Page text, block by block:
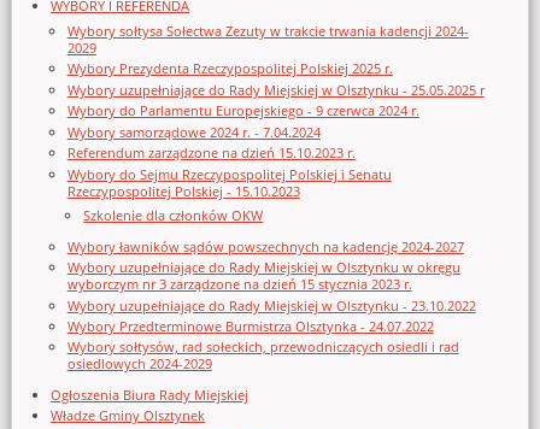
WYBORY I REFERENDA
Wybory sołtysa Sołectwa Zezuty w trakcie trwania kadencji 2024-
2029
Wybory Prezydenta Rzeczypospolitej Polskiej 2025 r.
Wybory uzupełniające do Rady Miejskiej w Olsztynku - 25.05.2025 r
Wybory do Parlamentu Europejskiego - 9 czerwca 2024 r.
Wybory samorządowe 2024 r. - 7.04.2024
Referendum zarządzone na dzień 15.10.2023 r.
Wybory do Sejmu Rzeczypospolitej Polskiej i Senatu
Rzeczypospolitej Polskiej - 15.10.2023
Szkolenie dla członków OKW
Wybory ławników sądów powszechnych na kadencję 2024-2027
Wybory uzupełniające do Rady Miejskiej w Olsztynku w okręgu
wyborczym nr 3 zarządzone na dzień 15 stycznia 2023 r.
Wybory uzupełniające do Rady Miejskiej w Olsztynku - 23.10.2022
Wybory Przedterminowe Burmistrza Olsztynka - 24.07.2022
Wybory sołtysów, rad sołeckich, przewodniczących osiedli i rad
osiedlowych 2024-2029
Ogłoszenia Biura Rady Miejskiej
Władze Gminy Olsztynek